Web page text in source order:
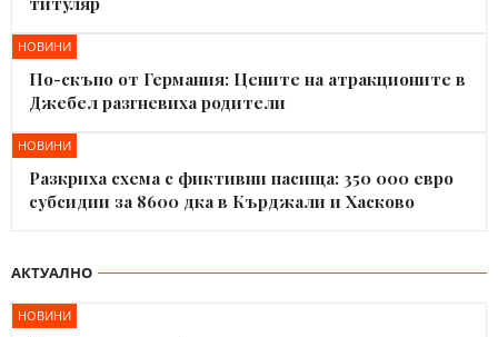
НОВИНИ
По-скъпо от Германия: Цените на атракционите в
Джебел разгневиха родители
НОВИНИ
Разкриха схема с фиктивни пасища: 350 000 евро
субсидии за 8600 дка в Кърджали и Хасково
АКТУАЛНО
НОВИНИ